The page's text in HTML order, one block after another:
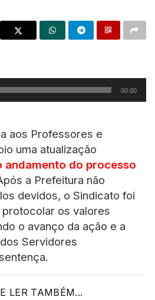
00:00
aos Professores e
uma atualização
andamento do processo
a Prefeitura não
devidos, o Sindicato foi
os valores
o avanço da ação e a
Servidores
LER TAMBÉM...